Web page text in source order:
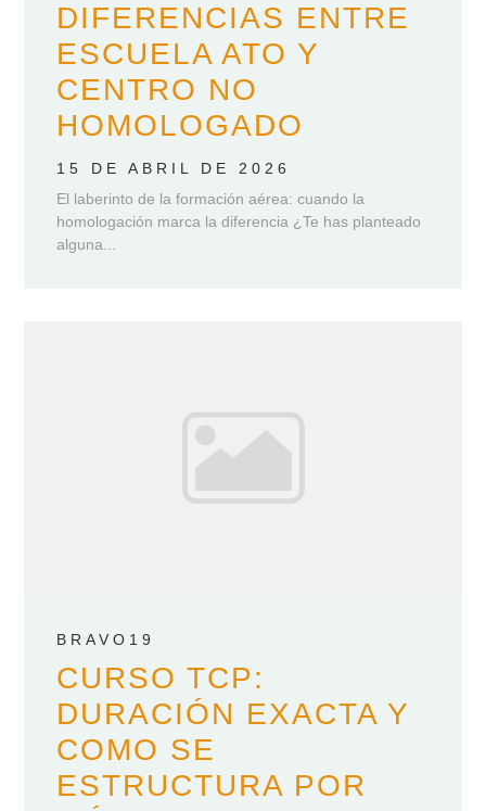
DIFERENCIAS ENTRE
ESCUELA ATO Y
CENTRO NO
HOMOLOGADO
15 DE ABRIL DE 2026
El laberinto de la formación aérea: cuando la
homologación marca la diferencia ¿Te has planteado
alguna...
BRAVO19
CURSO TCP:
DURACIÓN EXACTA Y
COMO SE
ESTRUCTURA POR